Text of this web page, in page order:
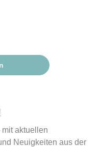
aktuellen
Neuigkeiten aus der